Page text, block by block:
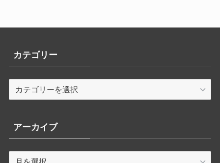
カテゴリー
テ
ー
アーカイブ